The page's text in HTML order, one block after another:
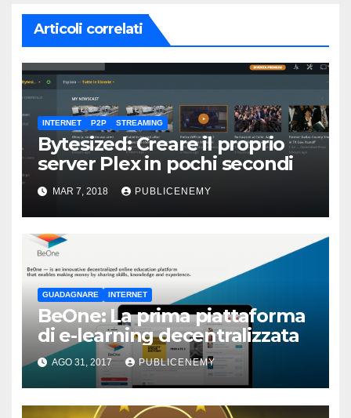
Articoli correlati
INTERNET P2P STREAMING
Bytesized: Creare il proprio
server Plex in pochi secondi
MAR 7, 2018 PUBLICENEMY
GUADAGNARE INTERNET
BeOne: La prima piattaforma
di e-learning decentralizzata
AGO 31, 2017 PUBLICENEMY